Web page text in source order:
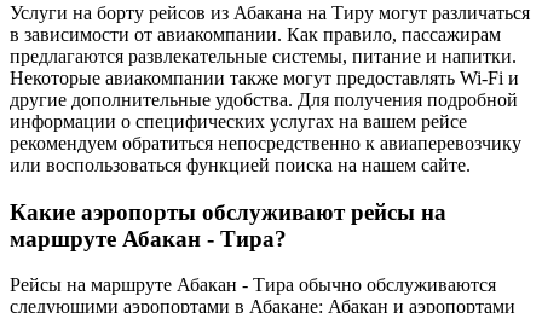
Услуги на борту рейсов из Абакана на Тиру могут различаться
в зависимости от авиакомпании. Как правило, пассажирам
предлагаются развлекательные системы, питание и напитки.
Некоторые авиакомпании также могут предоставлять Wi-Fi и
другие дополнительные удобства. Для получения подробной
информации о специфических услугах на вашем рейсе
рекомендуем обратиться непосредственно к авиаперевозчику
или воспользоваться функцией поиска на нашем сайте.
Какие аэропорты обслуживают рейсы на
маршруте Абакан - Тира?
Рейсы на маршруте Абакан - Тира обычно обслуживаются
следующими аэропортами в Абакане: Абакан и аэропортами